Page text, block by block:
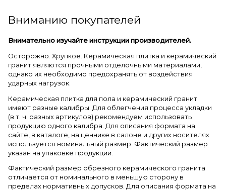
Вниманию покупателей
Внимательно изучайте инструкции производителей.
Осторожно. Хрупкое. Керамическая плитка и керамический
гранит являются прочными отделочными материалами,
однако их необходимо предохранять от воздействия
ударных нагрузок.
Керамическая плитка для пола и керамический гранит
имеют разные калибры. Для облегчения процесса укладки
(в т. ч. разных артикулов) рекомендуем использовать
продукцию одного калибра. Для описания формата на
сайте, в каталоге, на ценнике в салоне и других носителях
используется номинальный размер. Фактический размер
указан на упаковке продукции.
Фактический размер обрезного керамического гранита
отличается от номинального в меньшую сторону в
пределах нормативных допусков. Для описания формата на